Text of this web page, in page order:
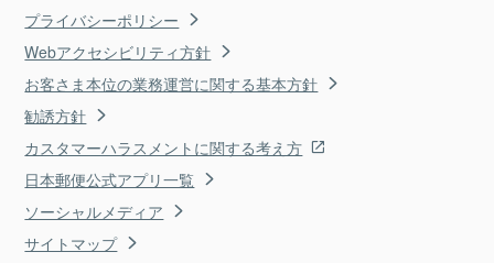
プライバシーポリシー
Webアクセシビリティ方針
お客さま本位の業務運営に関する基本方針
勧誘方針
カスタマーハラスメントに関する考え方
日本郵便公式アプリ一覧
ソーシャルメディア
サイトマップ